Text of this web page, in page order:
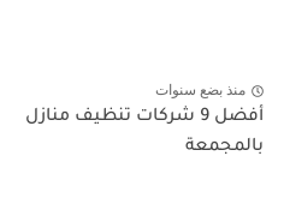
منذ بضع سنوات
أفضل 9 شركات تنظيف منازل
بالمجمعة